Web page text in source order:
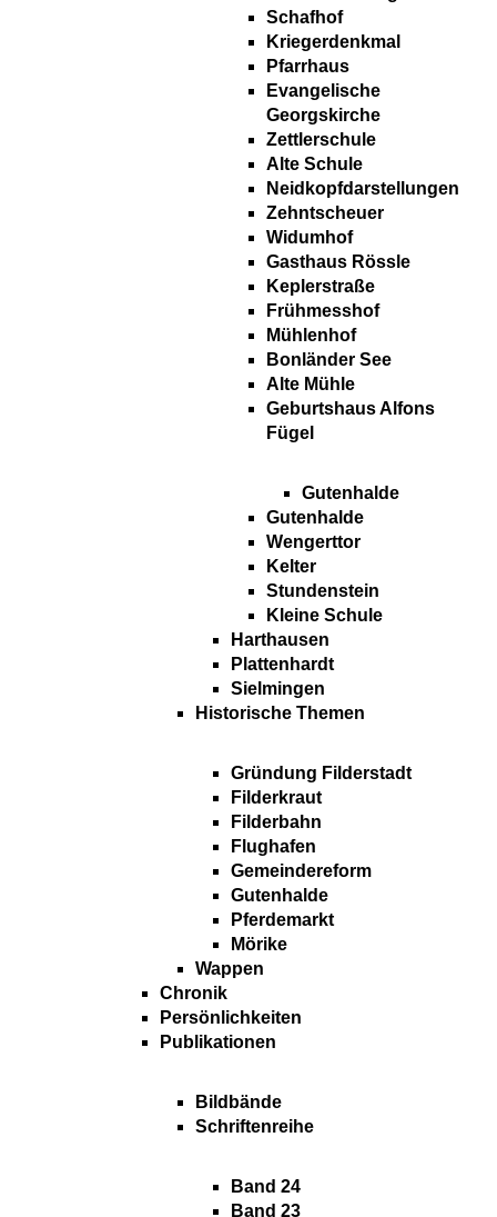
Schafhof
Kriegerdenkmal
Pfarrhaus
Evangelische
Georgskirche
Zettlerschule
Alte Schule
Neidkopfdarstellungen
Zehntscheuer
Widumhof
Gasthaus Rössle
Keplerstraße
Frühmesshof
Mühlenhof
Bonländer See
Alte Mühle
Geburtshaus Alfons
Fügel
Gutenhalde
Gutenhalde
Wengerttor
Kelter
Stundenstein
Kleine Schule
Harthausen
Plattenhardt
Sielmingen
Historische Themen
Gründung Filderstadt
Filderkraut
Filderbahn
Flughafen
Gemeindereform
Gutenhalde
Pferdemarkt
Mörike
Wappen
Chronik
Persönlichkeiten
Publikationen
Bildbände
Schriftenreihe
Band 24
Band 23